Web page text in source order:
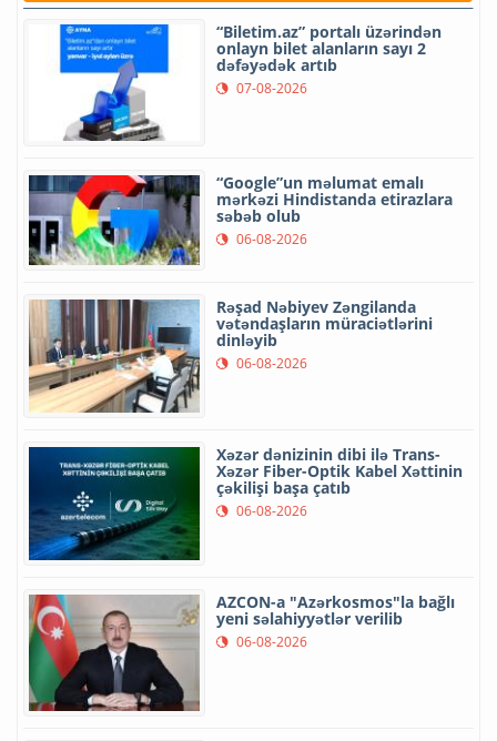
“Biletim.az” portalı üzərindən
onlayn bilet alanların sayı 2
dəfəyədək artıb
07-08-2026
“Google”un məlumat emalı
mərkəzi Hindistanda etirazlara
səbəb olub
06-08-2026
Rəşad Nəbiyev Zəngilanda
vətəndaşların müraciətlərini
dinləyib
06-08-2026
Xəzər dənizinin dibi ilə Trans-
Xəzər Fiber-Optik Kabel Xəttinin
çəkilişi başa çatıb
06-08-2026
AZCON-a "Azərkosmos"la bağlı
yeni səlahiyyətlər verilib
06-08-2026